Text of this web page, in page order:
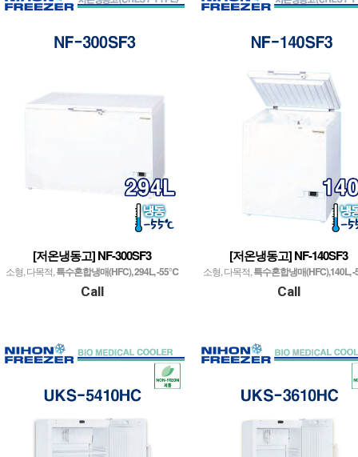
[저온냉동고] NF-300SF3
소형, 다목적,특수혼합냉매(HFC), 294L, -55℃
Call
[저온냉동고] NF-140SF3
소형, 다목적,특수혼합냉매(HFC),140L,
Call